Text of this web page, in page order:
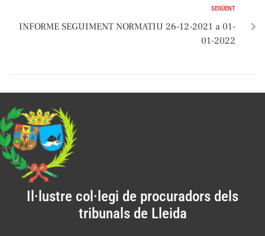
SEGÜENT
INFORME SEGUIMENT NORMATIU 26-12-2021 a 01-
01-2022
Il·lustre col·legi de procuradors dels
tribunals de Lleida